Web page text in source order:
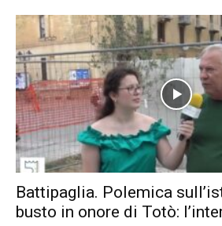
Battipaglia. Polemica
busto in onore di Totò: